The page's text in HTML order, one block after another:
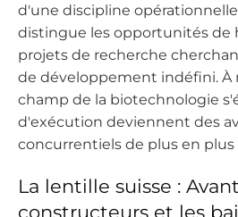
d'une discipline
distingue les opportunités de
projets de recherche
de développement indéfini. À
champ de la biotechnologie
d'exécution deviennent des
concurrentiels de plus en plus
La lentille suisse :
constructeurs et les